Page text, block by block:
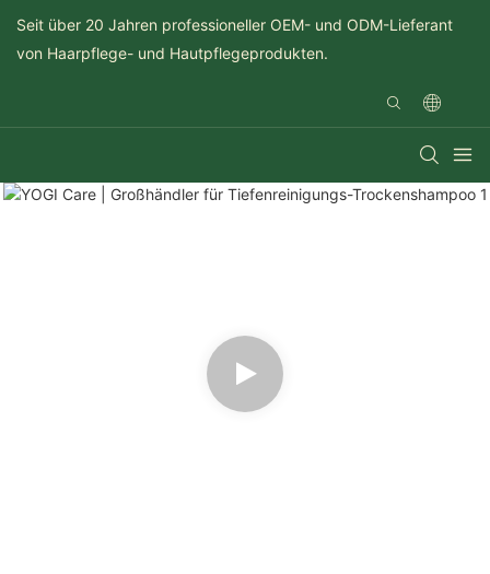
Seit über 20 Jahren professioneller OEM- und ODM-Lieferant
von Haarpflege- und Hautpflegeprodukten.